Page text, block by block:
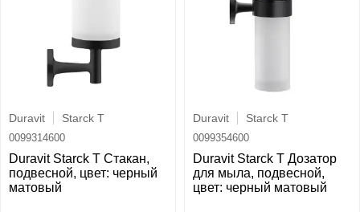
Duravit Starck T
0099314600
Duravit Starck T Стакан,
подвесной, цвет: черный
матовый
Duravit Starck T
0099354600
Duravit Starck T Дозатор
для мыла, подвесной,
цвет: черный матовый